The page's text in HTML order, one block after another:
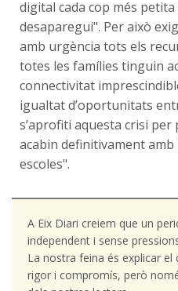
digital cada cop més
desaparegui". Per això
amb urgència tots els
totes les famílies tinguin
connectivitat
igualtat d’oportunitats
s’aprofiti aquesta crisi
acabin definitivament amb
escoles".
A Eix Diari creiem que un
independent i sense
La nostra feina és explicar
rigor i compromís, però